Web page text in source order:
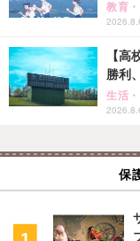
教育
【
勝利
生活
保